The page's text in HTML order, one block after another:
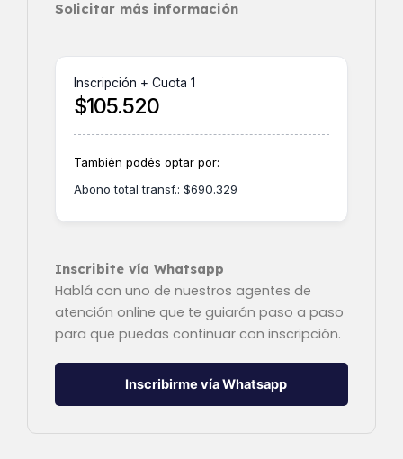
Solicitar más información
Inscripción + Cuota 1
$105.520
También podés optar por:
Abono total transf.: $690.329
Inscribite vía Whatsapp
Hablá con uno de nuestros agentes de
atención online que te guiarán paso a paso
para que puedas continuar con inscripción.
Inscribirme vía Whatsapp